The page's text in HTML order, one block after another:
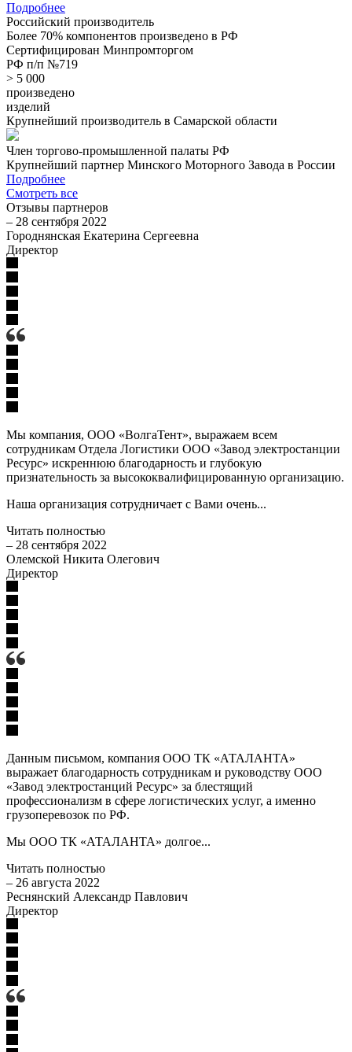
Подробнее
Российский производитель
Более 70% компонентов произведено в РФ
Сертифицирован Минпромторгом
РФ п/п №719
> 5 000
произведено
изделий
Крупнейший производитель в Самарской области
Член торгово-промышленной палаты РФ
Крупнейший партнер Минского Моторного Завода в России
Подробнее
Смотреть все
Отзывы партнеров
– 28 сентября 2022
Городнянская Екатерина Сергеевна
Директор
Мы компания, ООО «ВолгаТент», выражаем всем
сотрудникам Отдела Логистики ООО «Завод электростанции
Ресурс» искреннюю благодарность и глубокую
признательность за высококвалифицированную организацию.
Наша организация сотрудничает с Вами очень...
Читать полностью
– 28 сентября 2022
Олемской Никита Олегович
Директор
Данным письмом, компания ООО ТК «АТАЛАНТА»
выражает благодарность сотрудникам и руководству ООО
«Завод электростанций Ресурс» за блестящий
профессионализм в сфере логистических услуг, а именно
грузоперевозок по РФ.
Мы ООО ТК «АТАЛАНТА» долгое...
Читать полностью
– 26 августа 2022
Реснянский Александр Павлович
Директор